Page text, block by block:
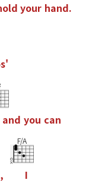
old your hand.
s'
and you can
,
F/A
I